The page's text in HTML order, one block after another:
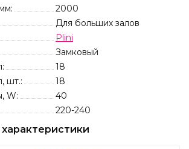
2000
Для больших залов
Plini
Замковый
18
шт.:
18
W:
40
220-240